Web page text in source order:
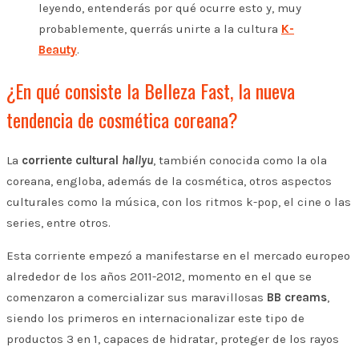
leyendo, entenderás por qué ocurre esto y, muy
probablemente, querrás unirte a la cultura K-
Beauty.
¿En qué consiste la Belleza Fast, la nueva
tendencia de cosmética coreana?
La corriente cultural hallyu, también conocida como la ola
coreana, engloba, además de la cosmética, otros aspectos
culturales como la música, con los ritmos k-pop, el cine o las
series, entre otros.
Esta corriente empezó a manifestarse en el mercado europeo
alrededor de los años 2011-2012, momento en el que se
comenzaron a comercializar sus maravillosas BB creams,
siendo los primeros en internacionalizar este tipo de
productos 3 en 1, capaces de hidratar, proteger de los rayos